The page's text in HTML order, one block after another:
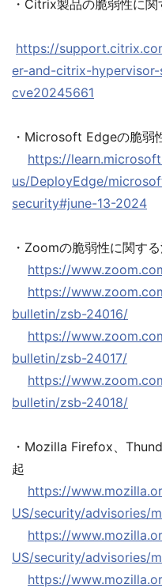
・Citrix製品の脆弱性に
https://
er-and-citrix-
cve20245661
・Microsoft Edgeの脆弱
https://
us/DeployEdge/
security#june-13-2024
・Zoomの脆弱性に関す
https://
https://
bulletin/zsb-24016/
https://
bulletin/zsb-24017/
https://
bulletin/zsb-24018/
・Mozilla Firefox、
起
https://
US/security/advisories/
https://
US/security/advisories/
https://